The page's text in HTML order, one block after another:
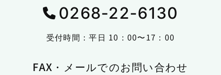
0268-22-6130
受付時間：平日 10：00〜17：00
FAX・メールでのお問い合わせ